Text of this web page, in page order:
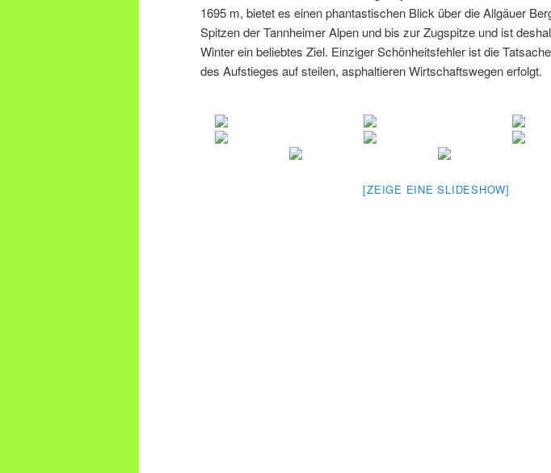
1695 m, bietet es einen phantastischen Blick über die Allgäuer
Spitzen der Tannheimer Alpen und bis zur Zugspitze und ist
Winter ein beliebtes Ziel. Einziger Schönheitsfehler ist die
des Aufstieges auf steilen, asphaltieren Wirtschaftswegen erfolgt.
[ZEIGE EINE SLIDESHOW]